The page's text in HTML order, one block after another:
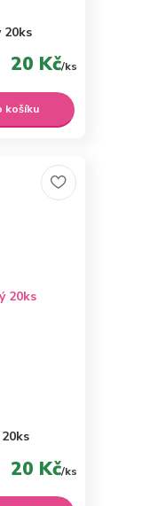
20 Kč/ks
košíku
20 Kč/ks